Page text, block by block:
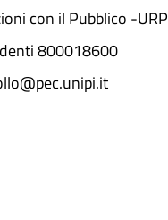
con il Pubblico -URP
800018600​